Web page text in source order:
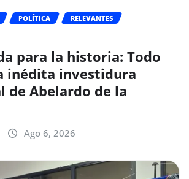
POLÍTICA
RELEVANTES
para la historia: Todo
inédita investidura
de Abelardo de la
Ago 6, 2026